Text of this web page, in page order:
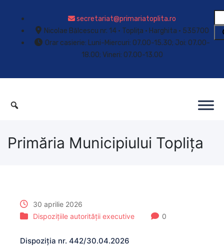
secretariat@primariatoplita.ro
Nicolae Bălcescu nr. 14 • Toplița • Harghita • 535700
Orar casierie: Luni-Miercuri: 07.00-15.30; Joi: 07.00-
18.00; Vineri: 07.00-13.00
Primăria Municipiului Toplița
30 aprilie 2026
Dispozițiile autorității executive
0
Dispoziția nr. 442/30.04.2026